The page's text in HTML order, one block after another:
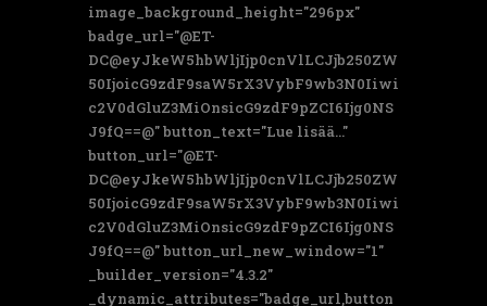
image_background_height="296px"
badge_url="@ET-
DC@eyJkeW5hbWljIjp0cnVlLCJjb250ZW
50IjoicG9zdF9saW5rX3VybF9wb3N0Iiwi
c2V0dGluZ3MiOnsicG9zdF9pZCI6Ijg0NS
J9fQ==@" button_text="Lue lisää..."
button_url="@ET-
DC@eyJkeW5hbWljIjp0cnVlLCJjb250ZW
50IjoicG9zdF9saW5rX3VybF9wb3N0Iiwi
c2V0dGluZ3MiOnsicG9zdF9pZCI6Ijg0NS
J9fQ==@" button_url_new_window="1"
_builder_version="4.3.2"
_dynamic_attributes="badge_url,button